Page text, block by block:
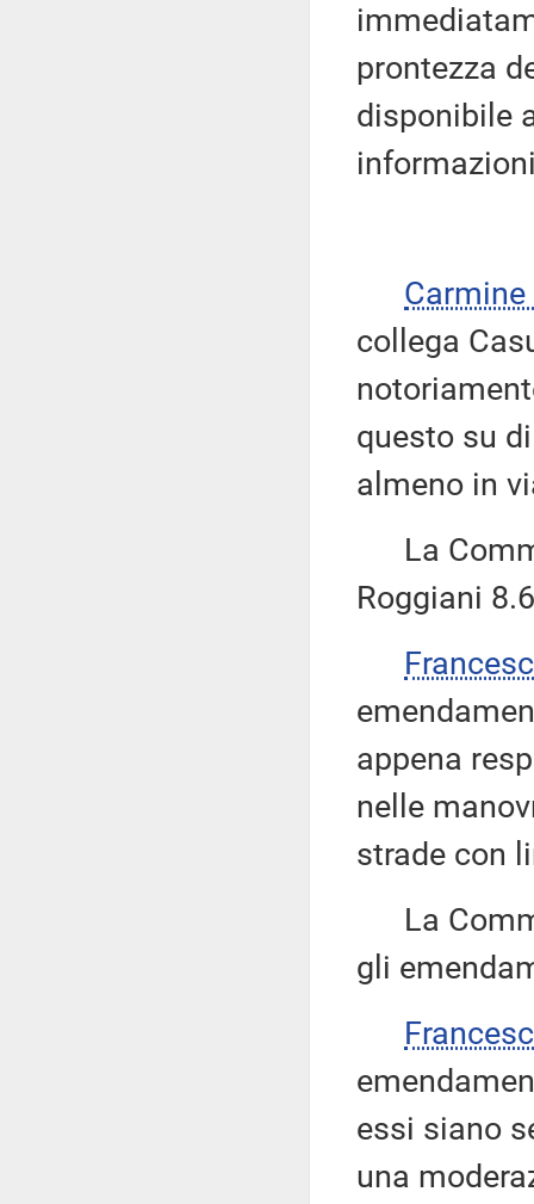
prontezza
disponibile
Carmine
collega
questo su
almeno in
La
Roggiani
appena
nelle
strade con
La
gli
essi siano
una